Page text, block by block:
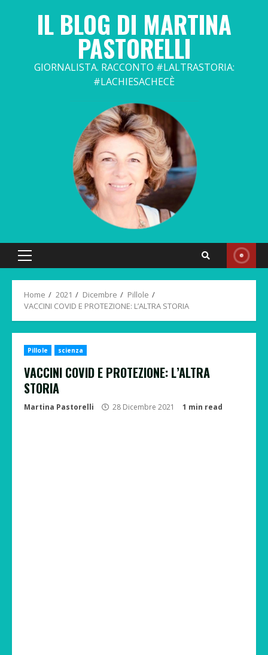
IL BLOG DI MARTINA
PASTORELLI
GIORNALISTA. RACCONTO #LALTRASTORIA:
#LACHIESACHECÈ
Primary
Home 2021 Dicembre
Pillole
VACCINI COVID E PROTEZIONE: L’ALTRA STORIA
Pillole scienza
VACCINI COVID E PROTEZIONE: L’ALTRA
STORIA
Martina Pastorelli 28 Dicembre 2021 1 min read